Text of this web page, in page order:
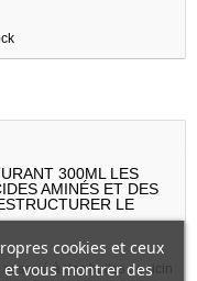
300ML LES
AMINÉS ET DES
LE
à des huiles de ricin
cookies et ceux
vous montrer des